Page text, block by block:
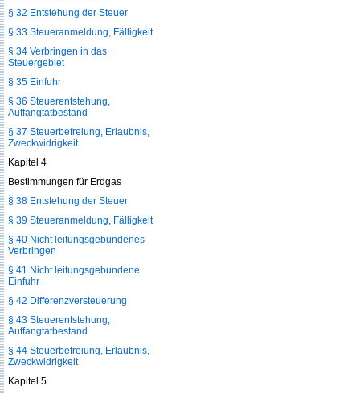
§ 32 Entstehung der Steuer
§ 33 Steueranmeldung, Fälligkeit
§ 34 Verbringen in das
Steuergebiet
§ 35 Einfuhr
§ 36 Steuerentstehung,
Auffangtatbestand
§ 37 Steuerbefreiung, Erlaubnis,
Zweckwidrigkeit
Kapitel 4
Bestimmungen für Erdgas
§ 38 Entstehung der Steuer
§ 39 Steueranmeldung, Fälligkeit
§ 40 Nicht leitungsgebundenes
Verbringen
§ 41 Nicht leitungsgebundene
Einfuhr
§ 42 Differenzversteuerung
§ 43 Steuerentstehung,
Auffangtatbestand
§ 44 Steuerbefreiung, Erlaubnis,
Zweckwidrigkeit
Kapitel 5